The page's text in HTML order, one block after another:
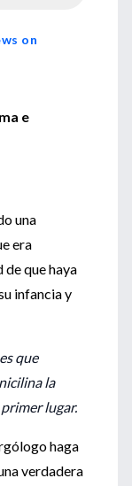
on
e
una
era
de que haya
infancia y
que
la
lugar.
haga
verdadera